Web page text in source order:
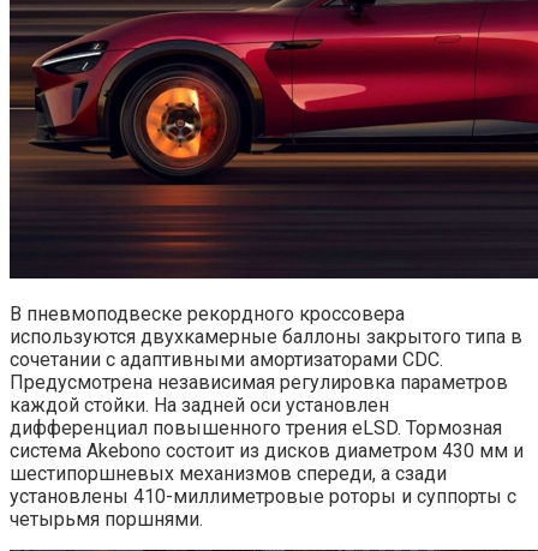
В пневмоподвеске рекордного кроссовера
используются двухкамерные баллоны закрытого типа в
сочетании с адаптивными амортизаторами CDC.
Предусмотрена независимая регулировка параметров
каждой стойки. На задней оси установлен
дифференциал повышенного трения eLSD. Тормозная
система Akebono состоит из дисков диаметром 430 мм и
шестипоршневых механизмов спереди, а сзади
установлены 410-миллиметровые роторы и суппорты с
четырьмя поршнями.